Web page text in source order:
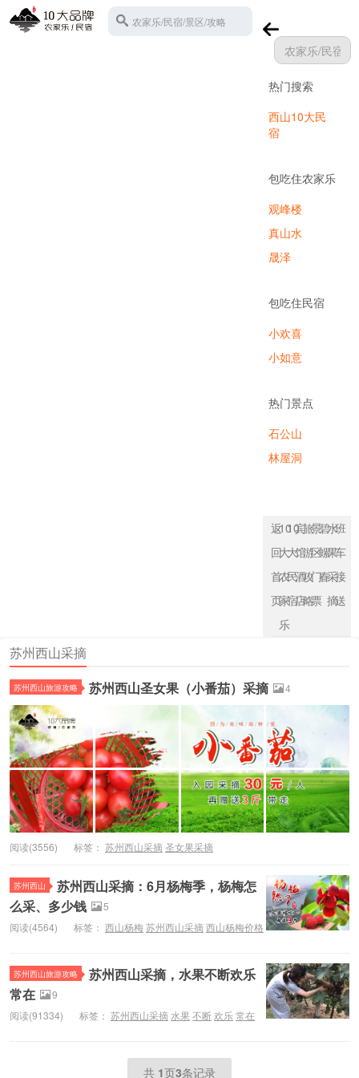
农家乐/民宿/景区/攻略
热门搜索
西山10大民
宿
包吃住农家乐
观峰楼
真山水
晟泽
包吃住民宿
小欢喜
小如意
热门景点
石公山
林屋洞
返
回
首
页
10
大
农
家
乐
10
大
民
宿
宾
馆
酒
店
旅
游
攻
略
景
区
门
票
碧
螺
春
水
果
采
摘
班
车
接
送
苏州西山采摘
苏州西山旅游攻略 苏州西山圣女果（小番茄）采摘 4
阅读(3556) 标签： 苏州西山采摘圣女果采摘
苏州西山
苏州西山采摘：6月杨梅季，杨梅怎
么采、多少钱
5
阅读(4564)
标签： 西山杨梅苏州西山采摘西山杨梅价格
苏州西山旅游攻略
苏州西山采摘，水果不断欢乐
常在
9
阅读(91334)
标签： 苏州西山采摘 水果不断欢乐常在
共 1页3条记录